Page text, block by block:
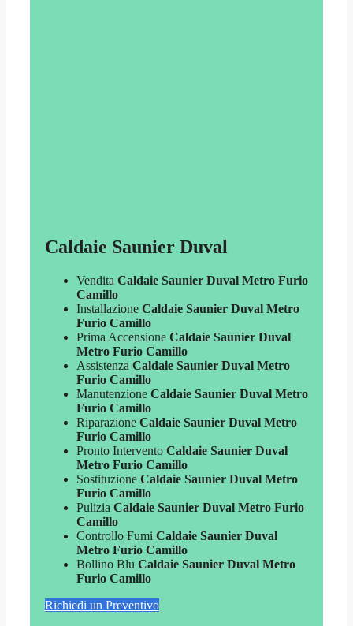
Caldaie Saunier Duval
Vendita Caldaie Saunier Duval Metro Furio
Camillo
Installazione Caldaie Saunier Duval Metro
Furio Camillo
Prima Accensione Caldaie Saunier Duval
Metro Furio Camillo
Assistenza Caldaie Saunier Duval Metro
Furio Camillo
Manutenzione Caldaie Saunier Duval Metro
Furio Camillo
Riparazione Caldaie Saunier Duval Metro
Furio Camillo
Pronto Intervento Caldaie Saunier Duval
Metro Furio Camillo
Sostituzione Caldaie Saunier Duval Metro
Furio Camillo
Pulizia Caldaie Saunier Duval Metro Furio
Camillo
Controllo Fumi Caldaie Saunier Duval
Metro Furio Camillo
Bollino Blu Caldaie Saunier Duval Metro
Furio Camillo
Richiedi un Preventivo